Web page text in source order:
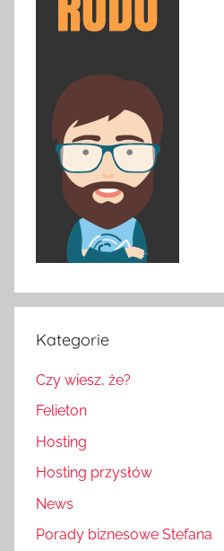
Kategorie
Czy wiesz, że?
Felieton
Hosting
Hosting przysłów
News
Porady biznesowe Stefana